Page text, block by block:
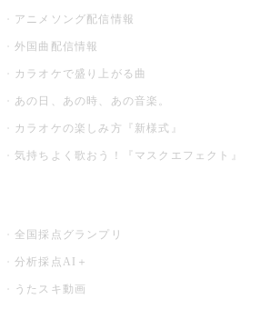
アニメソング配信情報
外国曲配信情報
カラオケで盛り上がる曲
あの日、あの時、あの音楽。
カラオケの楽しみ方『新様式』
気持ちよく歌おう！『マスクエフェクト』
全国採点グランプリ
分析採点AI＋
うたスキ動画